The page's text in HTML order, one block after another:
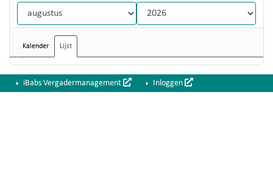
Kalender Lijst
iBabs Vergadermanagement Inloggen